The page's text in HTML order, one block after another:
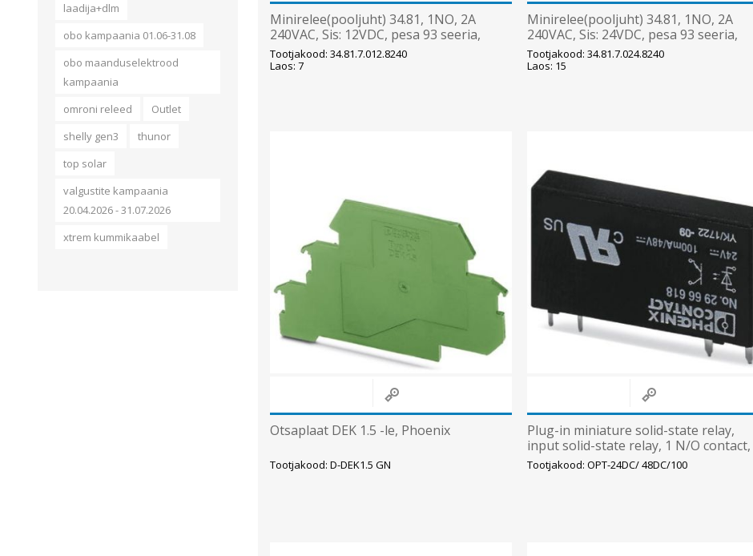
Minirelee(pooljuht) 34.81, 1NO, 2A
240VAC, Sis: 12VDC, pesa 93 seeria,
Finder
Tootjakood: 34.81.7.012.8240
Laos: 7
Minirelee(pooljuht) 34.81, 1NO, 2A
240VAC, Sis: 24VDC, pesa 93 seeria,
Finder
Tootjakood: 34.81.7.024.8240
Laos: 15
Otsaplaat DEK 1.5 -le, Phoenix
Tootjakood: D-DEK1.5 GN
Plug-in miniature solid-state relay,
input solid-state relay, 1 N/O contact,
input: 24 V DC, output:
Tootjakood: OPT-24DC/ 48DC/100
laadija+dlm
obo kampaania 01.06-31.08
obo maanduselektrood
kampaania
omroni releed
Outlet
shelly gen3
thunor
top solar
valgustite kampaania
20.04.2026 - 31.07.2026
xtrem kummikaabel